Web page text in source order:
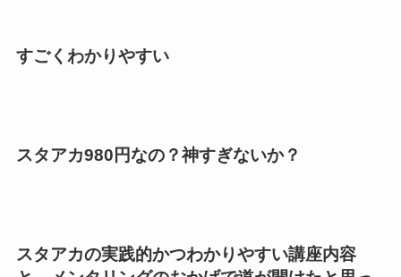
すごくわかりやすい
スタアカ980円なの？神すぎないか？
スタアカの実践的かつわかりやすい講座内容